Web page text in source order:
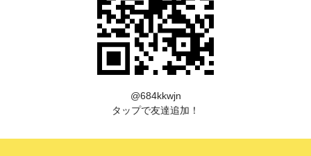
@684kkwjn
タップで友達追加！